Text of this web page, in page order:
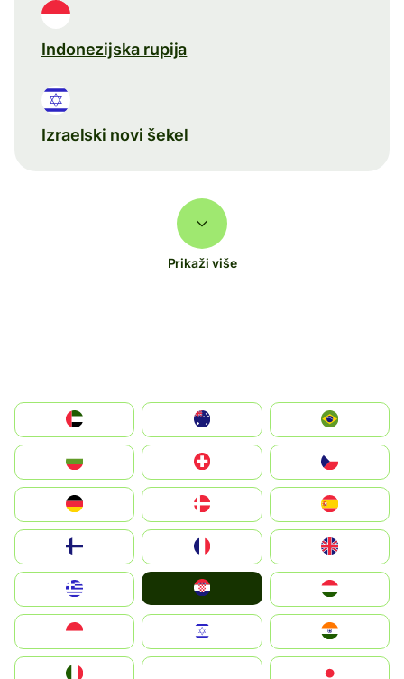
Indonezijska rupija
Izraelski novi šekel
Prikaži više
الإمارات العربية المتحدة
Switzerland
Deutschland
United Kingdom
Magyarország